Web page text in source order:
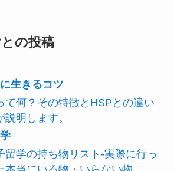
の投稿
生きるコツ
て何？その特徴とHSPとの違い
説明します。
留学の持ち物リスト-実際に行っ